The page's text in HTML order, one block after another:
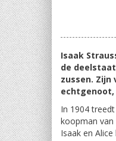
Isaak
de
zussen. Zijn
echtgenoot,
In 1904
koopman van
Isaak en